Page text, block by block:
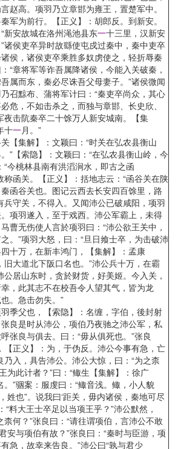
赵高。项羽乃立章邯为雍王，置楚军中。
军为前行。【正义】：胡郎反。到新安。
新安故城在洛州渑池县东一十三里，汉新安
诸侯吏卒异时故繇使屯戍过秦中，秦中吏卒
侯，诸侯吏卒乘胜多奴虏使之，轻折辱秦
“章将军等诈吾属降诸侯，今能入关破秦，
属而东，秦必尽诛吾父母妻子。”诸侯微闻
召黥布、蒲将军计曰：“秦吏卒尚众，其心
危，不如击杀之，而独与章邯、长史欣、
夜击阬秦卒二十馀万人新安城南。【集
十一月。”
集解】：文颖曰：“时关在弘农县衡山
”【索隐】：文颖曰：“在弘农县衡山岭，今
“今桃林县南有洪滔涧水，即古之函
称函关。【正义】：括地志云：“函谷关在陕
函谷关也。图记云西去长安四百馀里，路
兵守关，不得入。又闻沛公已破咸阳，项羽
项羽遂入，至于戏西。沛公军霸上，未得
曹无伤使人言於项羽曰：“沛公欲王关中，
。”项羽大怒，曰：“旦日飨士卒，为击破沛
十万，在新丰鸿门，【集解】：孟康
旧大道北下阪口名也。”沛公兵十万，在霸
公居山东时，贪於财货，好美姬。今入关，
，此其志不在校吾令人望其气，皆为龙
。急击勿失。”
父也，【索隐】：名缠，字伯，後封射
良是时从沛公，项伯乃夜驰之沛公军，私
张良与俱去。曰：“毋从俱死也。”张良
【正义】：为，于伪反。沛公今事有急，亡
乃入，具告沛公。沛公大惊，曰：“为之柰
为此计者？”曰：“鲰生【集解】：徐广
。”骃案：服虔曰：“鲰音浅。鲰，小人貌
姓也”。说我曰‘距关，毋内诸侯，秦地可尽
“料大王士卒足以当项王乎？”沛公默然，
柰何？”张良曰：“请往谓项伯，言沛公不敢
安与项伯有故？”张良曰：“秦时与臣游，项
急，故幸来告良。”沛公曰“孰与君少